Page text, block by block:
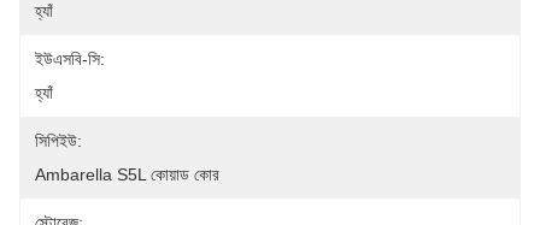
হ্যাঁ
ইউএসবি-সি:
হ্যাঁ
সিপিইউ:
Ambarella S5L কোয়াড কোর